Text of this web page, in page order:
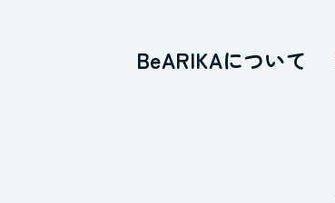
BeARIKAについて